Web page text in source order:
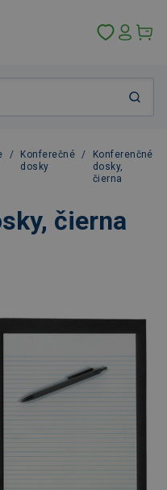
/
Konferečné
dosky
/
Konferenčné
dosky,
čierna
čierna